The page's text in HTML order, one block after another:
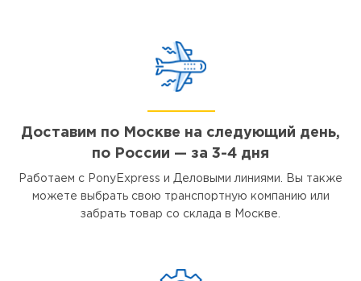
Доставим по Москве на следующий день,
по России — за 3-4 дня
Работаем с PonyExpress и Деловыми линиями. Вы также
можете выбрать свою транспортную компанию или
забрать товар со склада в Москве.